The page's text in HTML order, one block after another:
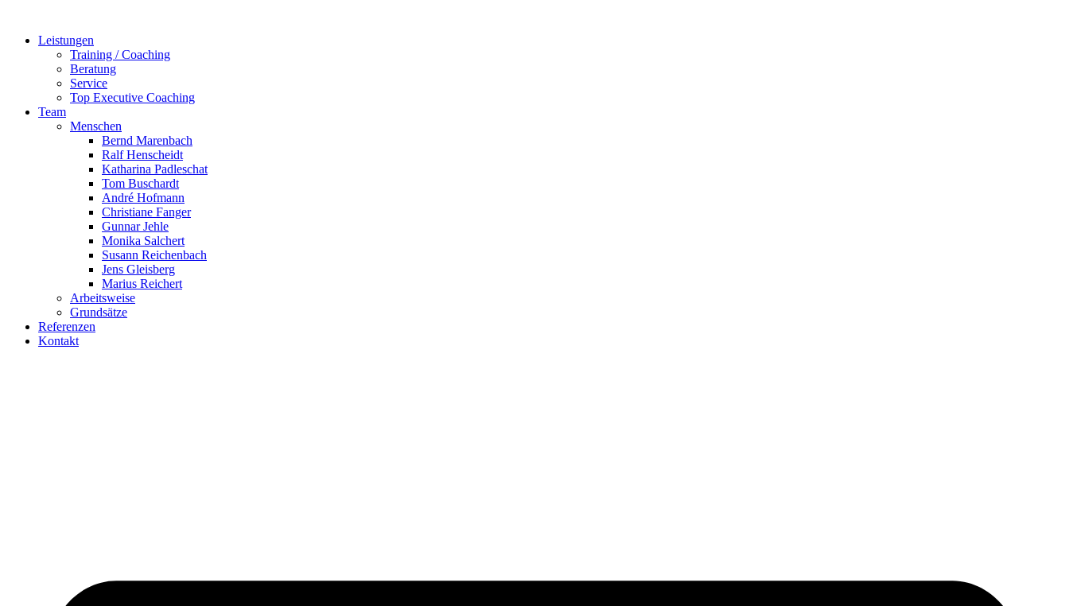
springenLeistungen
Training / Coaching
Beratung
Service
Top Executive Coaching
Team
Menschen
Bernd Marenbach
Ralf Henscheidt
Katharina Padleschat
Tom Buschardt
André Hofmann
Christiane Fanger
Gunnar Jehle
Monika Salchert
Susann Reichenbach
Jens Gleisberg
Marius Reichert
Arbeitsweise
Grundsätze
Referenzen
Kontakt